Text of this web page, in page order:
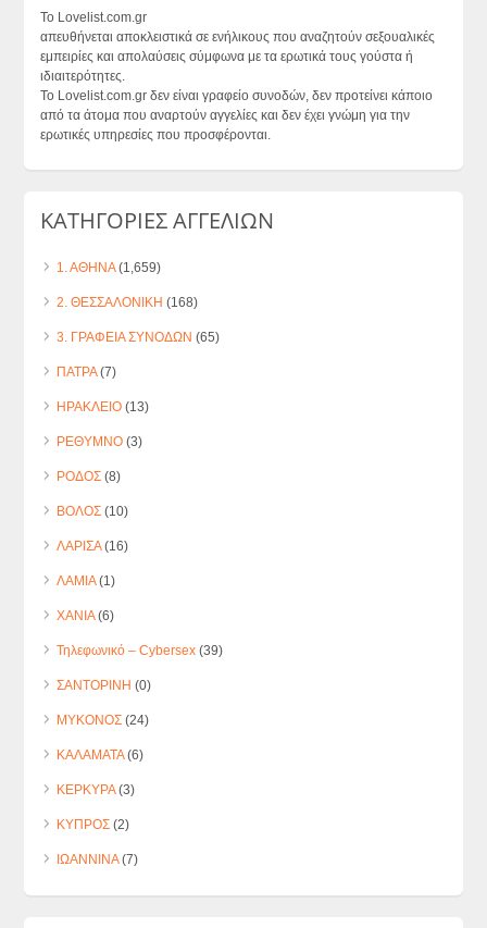
Το Lovelist.com.gr
απευθήνεται αποκλειστικά σε ενήλικους που αναζητούν σεξουαλικές
εμπειρίες και απολαύσεις σύμφωνα με τα ερωτικά τους γούστα ή
ιδιαιτερότητες.
Το Lovelist.com.gr δεν είναι γραφείο συνοδών, δεν προτείνει κάποιο
από τα άτομα που αναρτούν αγγελίες και δεν έχει γνώμη για την
ερωτικές υπηρεσίες που προσφέρονται.
ΚΑΤΗΓΟΡΙΕΣ ΑΓΓΕΛΙΩΝ
1. ΑΘΗΝΑ(1,659)
2. ΘΕΣΣΑΛΟΝΙΚΗ (168)
3. ΓΡΑΦΕΙΑ ΣΥΝΟΔΩΝ (65)
ΠΑΤΡΑ(7)
ΗΡΑΚΛΕΙΟ (13)
ΡΕΘΥΜΝΟ (3)
ΡΟΔΟΣ (8)
ΒΟΛΟΣ (10)
ΛΑΡΙΣΑ(16)
ΛΑΜΙΑ(1)
ΧΑΝΙΑ(6)
Τηλεφωνικό – Cybersex (39)
ΣΑΝΤΟΡΙΝΗ (0)
ΜΥΚΟΝΟΣ (24)
ΚΑΛΑΜΑΤΑ(6)
ΚΕΡΚΥΡΑ(3)
ΚΥΠΡΟΣ (2)
ΙΩΑΝΝΙΝΑ(7)